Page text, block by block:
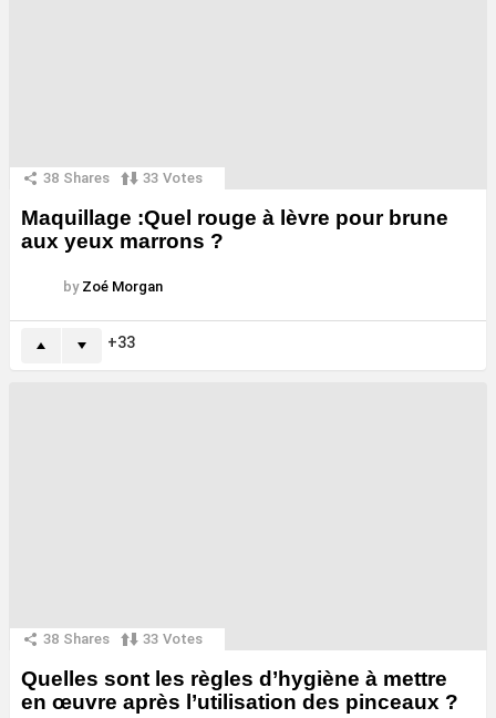
38 Shares 33 Votes
Maquillage :Quel rouge à lèvre pour brune
aux yeux marrons ?
by Zoé Morgan
33
38 Shares 33 Votes
Quelles sont les règles d’hygiène à mettre
en œuvre après l’utilisation des pinceaux ?